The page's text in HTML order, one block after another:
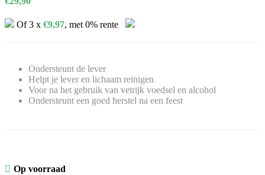
Of 3 x €9,97, met 0% rente
Ondersteunt de lever
Helpt je lever en lichaam reinigen
Voor na het gebruik van vetrijk voedsel en alcohol
Ondersteunt een goed herstel na een feest
Op voorraad